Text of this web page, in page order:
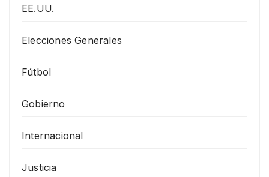
EE.UU.
Elecciones Generales
Fútbol
Gobierno
Internacional
Justicia